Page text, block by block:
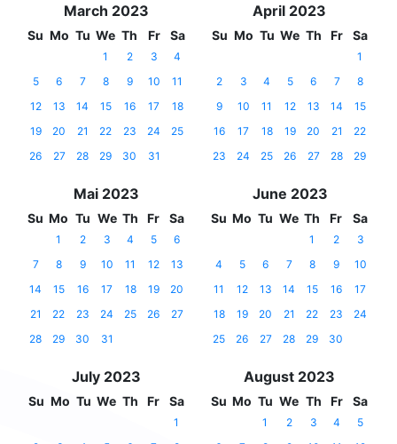
March 2023
Su Mo Tu We Th Fr Sa
1 2 3
4
5
6 7 8 9 10
11
12
13 14 15 16 17
18
19
20 21 22 23 24
25
26
27 28 29 30 31
April 2023
Su Mo Tu We Th Fr Sa
1
2
3 4 5 6 7
8
9
10 11 12 13 14
15
16
17 18 19 20 21
22
23
24 25 26 27 28 29
Mai 2023
Su Mo Tu We Th Fr Sa
1 2 3 4 5
6
7
8 9 10 11 12
13
14
15 16 17 18 19
20
21
22 23 24 25 26
27
28
29 30 31
June 2023
Su Mo Tu We Th Fr Sa
1 2
3
4
5 6 7 8 9
10
11
12 13 14 15 16
17
18
19 20 21 22 23
24
25
26 27 28 29 30
July 2023
Su Mo Tu We Th Fr Sa
1
August 2023
Su Mo Tu We Th Fr Sa
1 2 3 4
5